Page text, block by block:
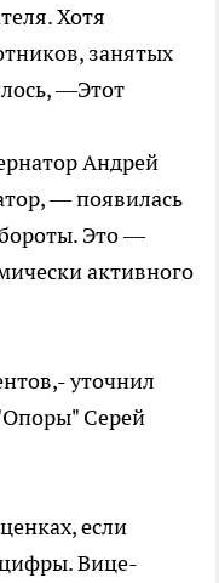
Хотя
занятых
—Этот
Андрей
— появилась
Это —
активного
уточнил
Серей
если
Вице-